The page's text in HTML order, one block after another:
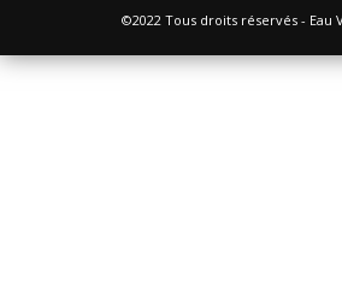
©2022 Tous droits réservés - Eau